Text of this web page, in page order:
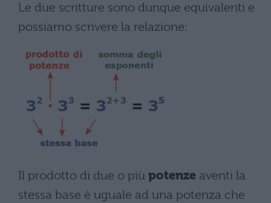
Le due scritture sono dunque equivalenti e
possiamo scrivere la relazione:
Il prodotto di due o più potenze aventi la
stessa base è uguale ad una potenza che